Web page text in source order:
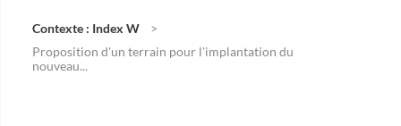
Contexte : Index W
Proposition d'un terrain pour l'implantation du
nouveau...